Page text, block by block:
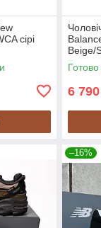
сірі
Beige/
6 790
–16%